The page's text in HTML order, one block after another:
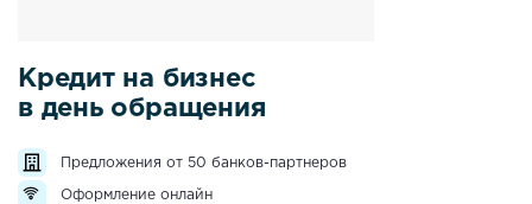
Кредит на бизнес
в день обращения
Предложения от 50 банков-партнеров
Оформление онлайн